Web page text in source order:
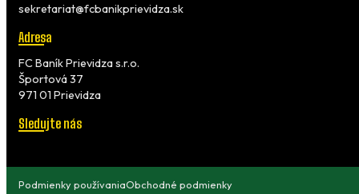
sekretariat@fcbanikprievidza.sk
Adresa
FC Baník Prievidza s.r.o.
Športová 37
971 01 Prievidza
Sledujte nás
Podmienky používaniaObchodné podmienky